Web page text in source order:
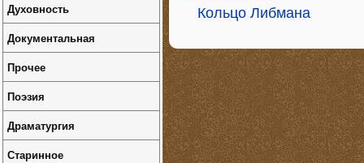
Кольцо Либмана
Духовность
Документальная
Прочее
Поэзия
Драматургия
Старинное